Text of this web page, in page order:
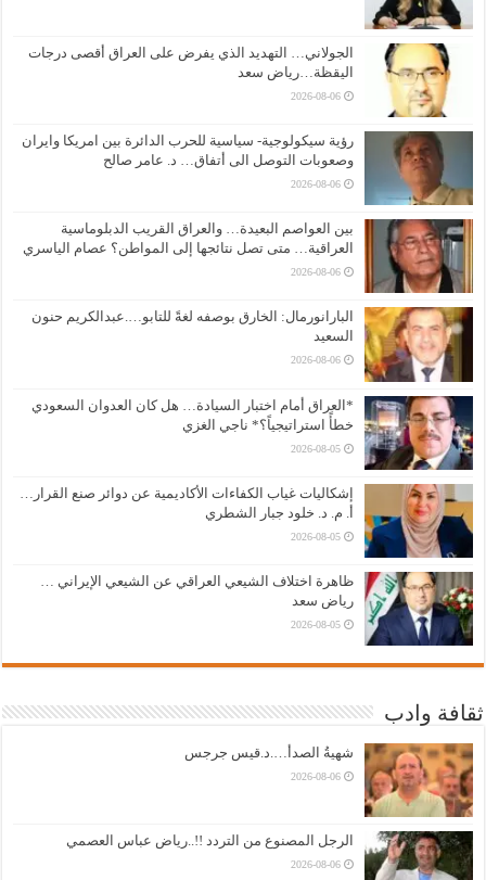
الجولاني… التهديد الذي يفرض على العراق أقصى درجات
اليقظة…رياض سعد
2026-08-06
رؤية سيكولوجية- سياسية للحرب الدائرة بين امريكا وايران
وصعوبات التوصل الى أتفاق… د. عامر صالح
2026-08-06
بين العواصم البعيدة… والعراق القريب الدبلوماسية
العراقية… متى تصل نتائجها إلى المواطن؟ عصام الياسري
2026-08-06
البارانورمال: الخارق بوصفه لغةً للتابو….عبدالكريم حنون
السعيد
2026-08-06
*العراق أمام اختبار السيادة… هل كان العدوان السعودي
خطأً استراتيجياً؟* ناجي الغزي
2026-08-05
إشكاليات غياب الكفاءات الأكاديمية عن دوائر صنع القرار…
أ. م. د. خلود جبار الشطري
2026-08-05
ظاهرة اختلاف الشيعي العراقي عن الشيعي الإيراني …
رياض سعد
2026-08-05
ثقافة وادب
شهيةُ الصدأ….د.قيس جرجس
2026-08-06
الرجل المصنوع من التردد !!..رياض عباس العصمي
2026-08-06